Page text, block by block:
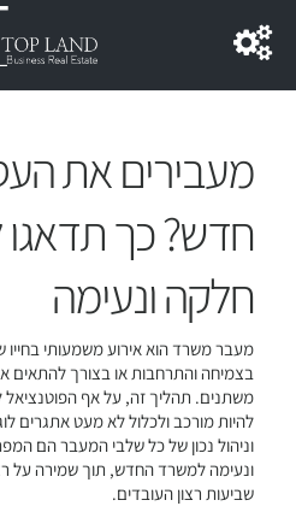
מעבירים את
חדש? כך תדאגו
חלקה ונעימה
מעבר משרד הוא אירוע משמעותי
בצמיחה והתרחבות או בצורך להתאים
משתנים. תהליך זה, על אף
להיות מורכב ולכלול לא מעט אתגרים
וניהול נכון של כל שלבי המעבר הם
ונעימה למשרד החדש, תוך שמירה על
שביעות רצון העובדים.